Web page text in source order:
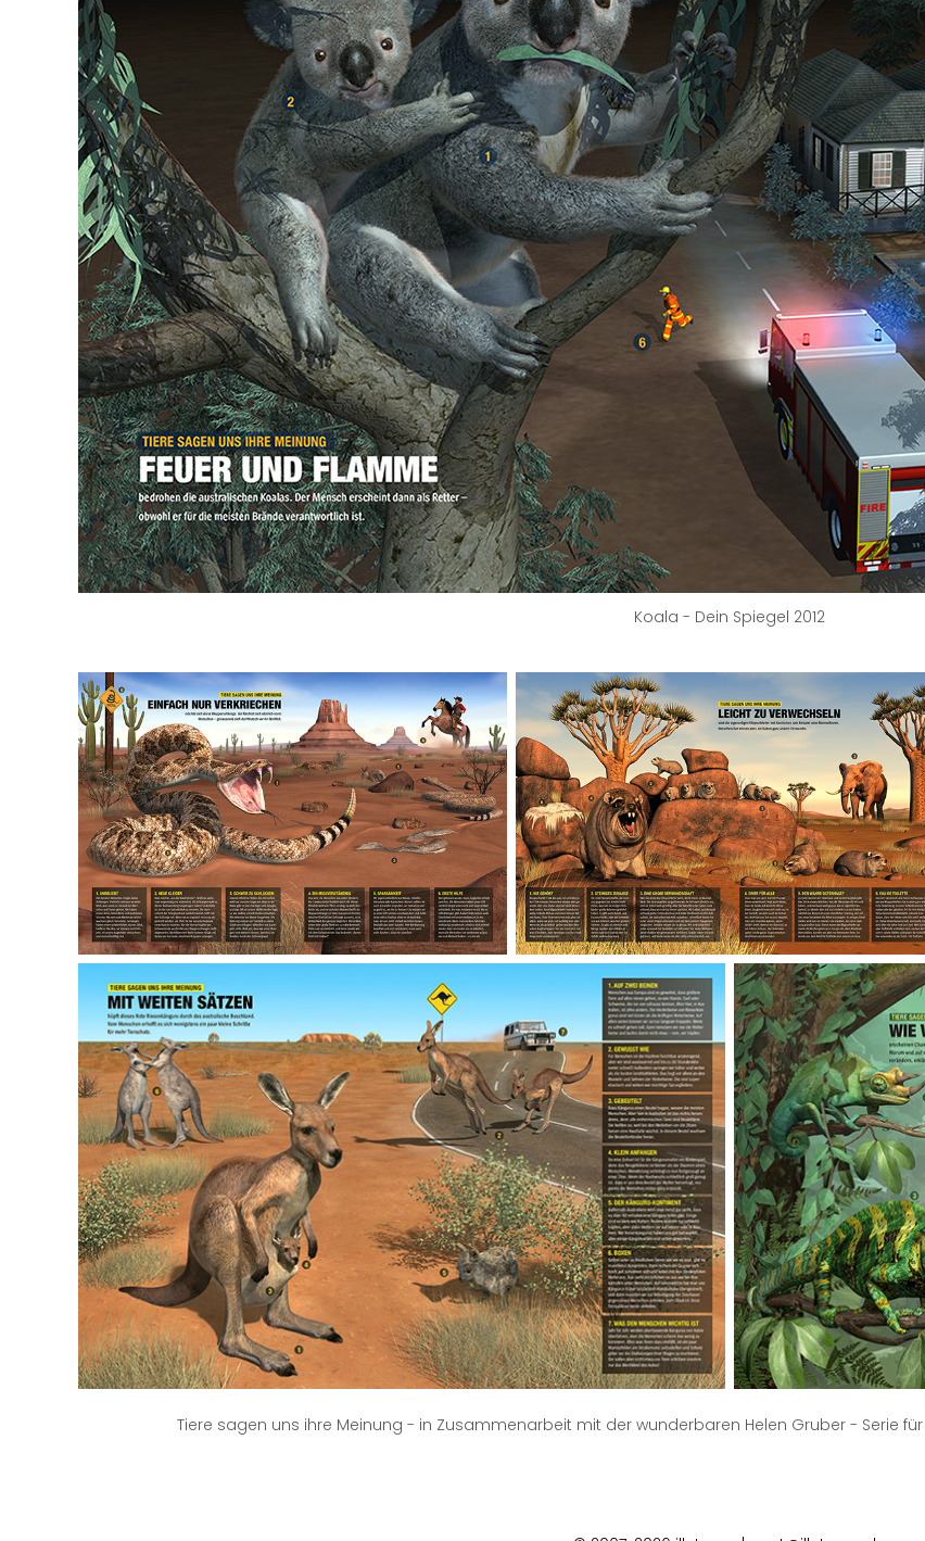
Koala - Dein Spiegel 2012
Tiere sagen uns ihre Meinung - in Zusammenarbeit mit der wunderbaren Helen Gruber - Serie für